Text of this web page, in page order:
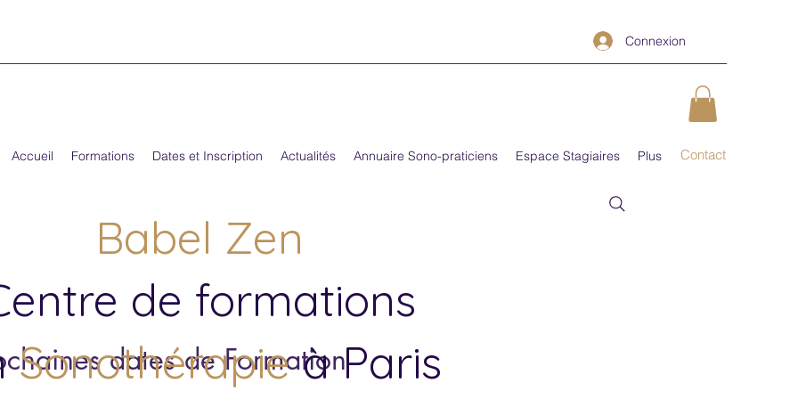
Connexion
Accueil Formations Dates et Inscription Actualités Annuaire Sono-praticiens Espace Stagiaires Plus Contact
Babel Zen
de formations
Sonothérapieà Paris
dates de Formation